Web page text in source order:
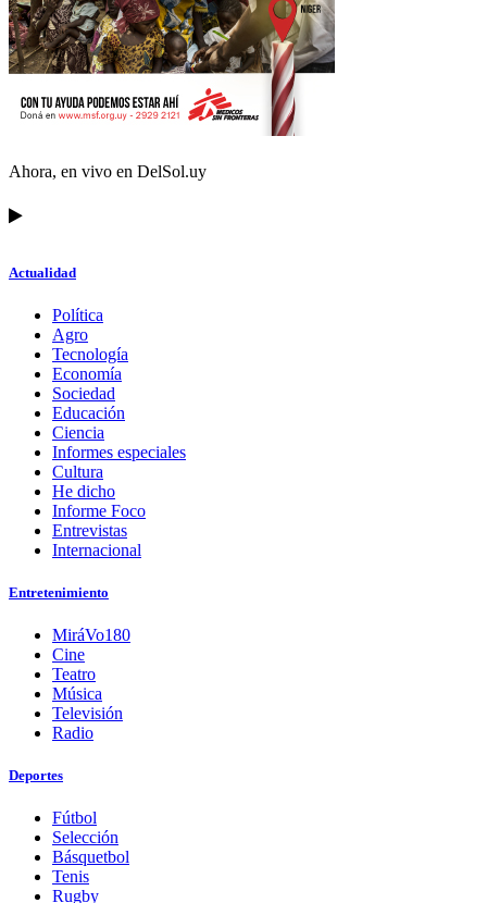
Ahora, en vivo en DelSol.uy
Actualidad
Política
Agro
Tecnología
Economía
Sociedad
Educación
Ciencia
Informes especiales
Cultura
He dicho
Informe Foco
Entrevistas
Internacional
Entretenimiento
MiráVo180
Cine
Teatro
Música
Televisión
Radio
Deportes
Fútbol
Selección
Básquetbol
Tenis
Rugby